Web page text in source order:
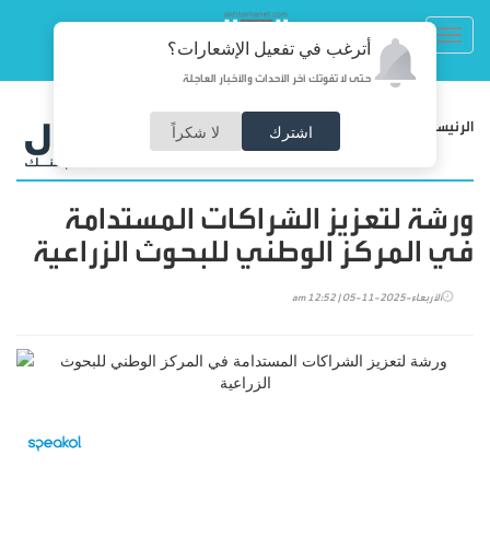
أترغب في تفعيل الإشعارات؟
حتى لا تفوتك آخر الأحداث والأخبار العاجلة
اشترك لا شكراً الرئيسية
ورشة لتعزيز الشراكات المستدامة
في المركز الوطني للبحوث الزراعية
الأربعاء-2025-11-05 | 12:52 am